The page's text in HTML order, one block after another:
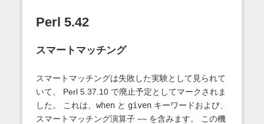
Perl 5.42
スマートマッチング
スマートマッチングは失敗した実験として見られて
いて、 Perl 5.37.10 で廃止予定としてマークされま
した。 これは、 whenと givenキーワードおよび、
スマートマッチング演算子 ~~を含みます。 この機